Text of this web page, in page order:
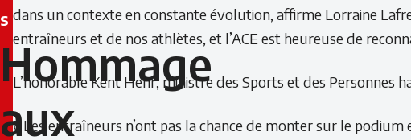
s
Hommage
aux
entraîneurs
Hommage
aux
dans un contexte en constante évolution, affirme Lorraine
entraîneurs et de nos athlètes, et l’ACE est heureuse de
L’honorable Kent Hehr, ministre des Sports et des Personnes
« Les entraîneurs n’ont pas la chance de monter sur le